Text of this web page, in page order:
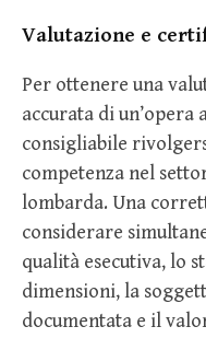
Valutazione e
Per ottenere una
accurata di
consigliabile
competenza nel
lombarda. Una
considerare
qualità esecutiva, lo
dimensioni, la
documentata e il